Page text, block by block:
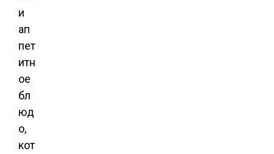
и
ап
пет
итн
ое
бл
юд
о,
кот